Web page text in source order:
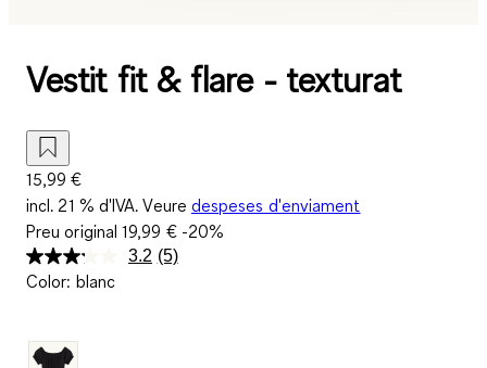
Vestit fit & flare - texturat
15,99 €
incl. 21 % d'IVA. Veure despeses d'enviament
Preu original19,99 €-20%
3.2 Llegeix
(5)
Color: blanc